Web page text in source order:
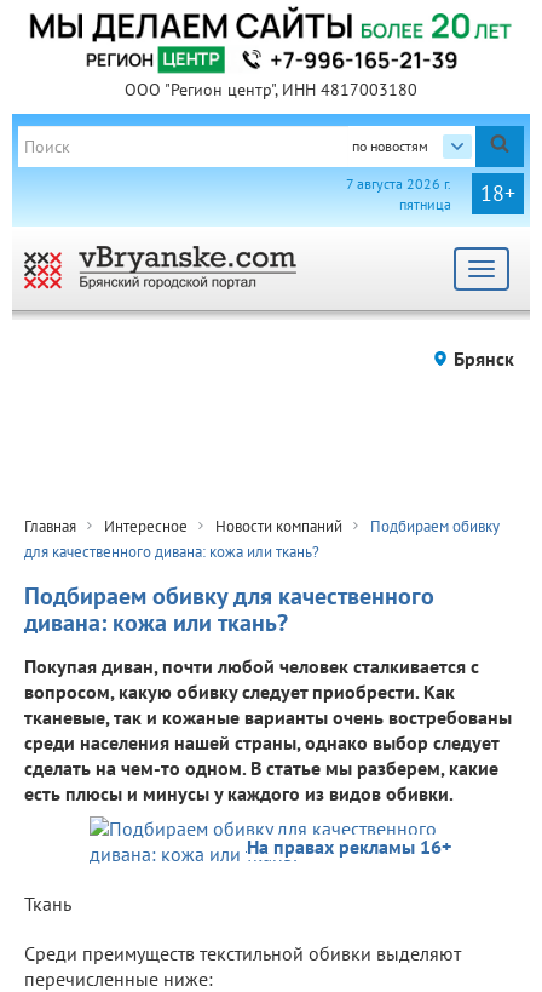
ООО "Регион центр", ИНН 4817003180
по новостям
18+
7 августа 2026 г.
пятница
Toggle
Брянск
Главная Интересное Новости компаний
Подбираем обивку
для качественного дивана: кожа или ткань?
Подбираем обивку для качественного
дивана: кожа или ткань?
Покупая диван, почти любой человек сталкивается с
вопросом, какую обивку следует приобрести. Как
тканевые, так и кожаные варианты очень востребованы
среди населения нашей страны, однако выбор следует
сделать на чем-то одном. В статье мы разберем, какие
есть плюсы и минусы у каждого из видов обивки.
На правах рекламы 16+
Ткань
Среди преимуществ текстильной обивки выделяют
перечисленные ниже: